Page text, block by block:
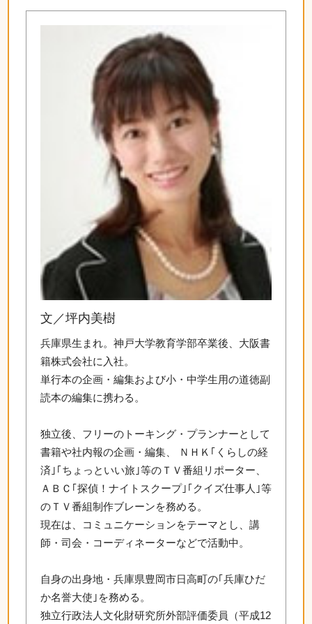
文／坪内美樹
兵庫県生まれ。神戸大学教育学部卒業後、大阪書
籍株式会社に入社。
単行本の企画・編集および小・中学生用の道徳副
読本の編集に携わる。
独立後、フリーのトーキング・プランナーとして
書籍や社内報の企画・編集、 ＮＨＫ｢くらしの経
済｣｢ちょっといい旅｣等のＴＶ番組リポーター、
ＡＢＣ｢探偵！ナイトスクープ｣｢クイズ仕事人｣等
のＴＶ番組制作ブレーンを務める。
現在は、コミュニケーションをテーマとし、講
師・司会・コーディネーターなどで活動中。
自身の出身地・兵庫県豊岡市日高町の｢兵庫ひだ
か名誉大使｣を務める。
独立行政法人文化財研究所外部評価委員（平成12